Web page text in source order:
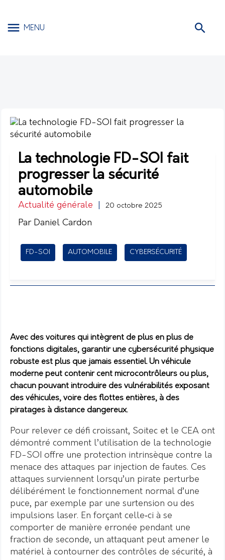
MENU
La technologie FD-SOI fait
progresser la sécurité
automobile
Actualité générale 20 octobre 2025
Par Daniel Cardon
FD-SOI AUTOMOBILE CYBERSÉCURITÉ
Avec des voitures qui intègrent de plus en plus de
fonctions digitales, garantir une cybersécurité physique
robuste est plus que jamais essentiel. Un véhicule
moderne peut contenir cent microcontrôleurs ou plus,
chacun pouvant introduire des vulnérabilités exposant
des véhicules, voire des flottes entières, à des
piratages à distance dangereux.
Pour relever ce défi croissant, Soitec et le CEA ont
démontré comment l’utilisation de la technologie
FD-SOI offre une protection intrinsèque contre la
menace des attaques par injection de fautes. Ces
attaques surviennent lorsqu’un pirate perturbe
délibérément le fonctionnement normal d’une
puce, par exemple par une surtension ou des
impulsions laser. En forçant celle‑ci à se
comporter de manière erronée pendant une
fraction de seconde, un attaquant peut amener le
matériel à contourner des contrôles de sécurité, à